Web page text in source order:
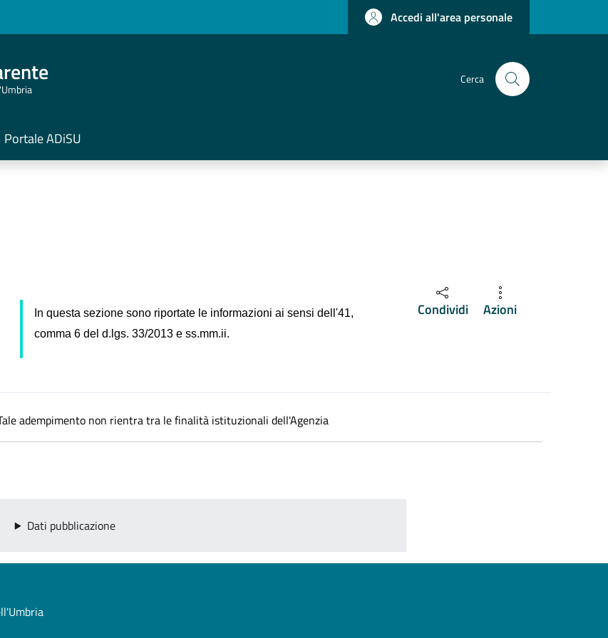
Accedi all'area personale
Cerca
Portale ADiSU
In questa sezione sono riportate le informazioni ai sensi dell'41,
comma 6 del d.lgs. 33/2013 e ss.mm.ii.
Condividi Azioni
adempimento non rientra tra le finalità istituzionali dell'Agenzia
Dati pubblicazione